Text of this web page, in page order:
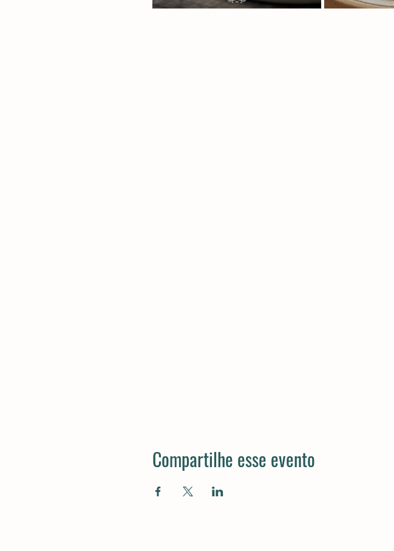
Compartilhe esse evento